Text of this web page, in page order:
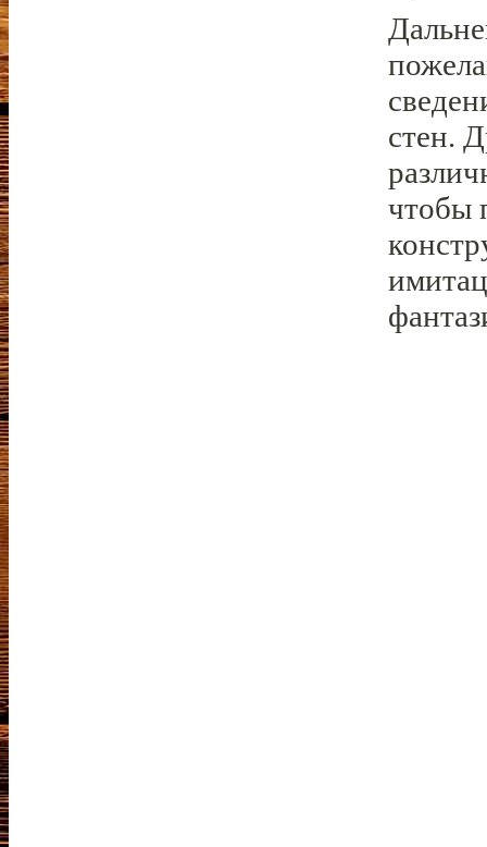
стен.
чтобы